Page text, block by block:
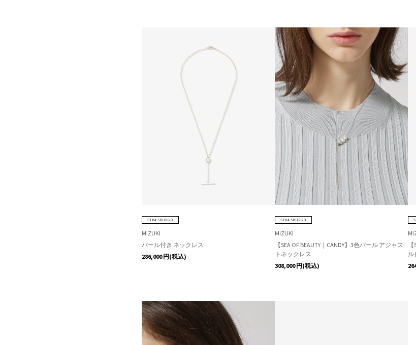
STRASBURGO
MIZUKI
パール付き ネックレス
286,000円(税込)
STRASBURGO
MIZUKI
【SEA OF BEAUTY｜CANDY】3色パール アジャス
トネックレス
308,000円(税込)
ル